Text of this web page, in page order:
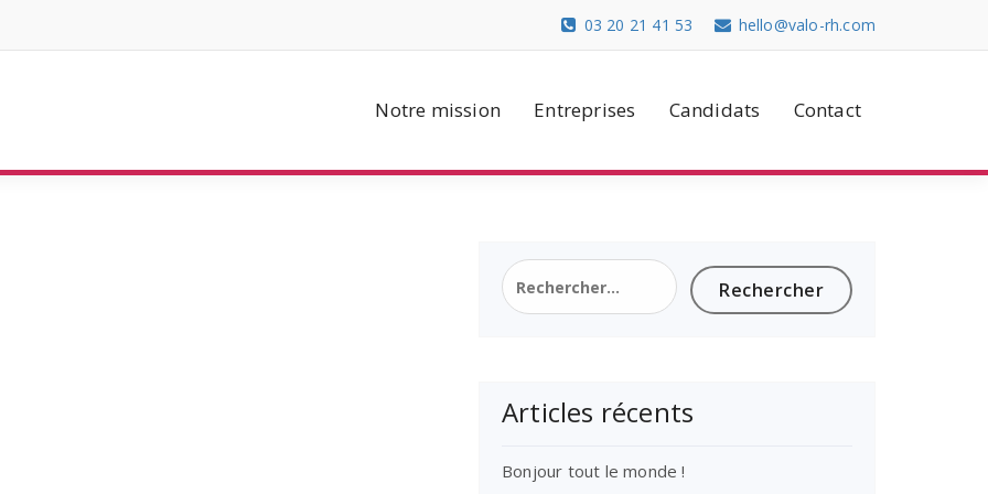
hello@valo-rh.com
03 20 21 41 53
Notre mission Entreprises Candidats Contact
Rechercher :
Articles récents
Bonjour tout le monde !